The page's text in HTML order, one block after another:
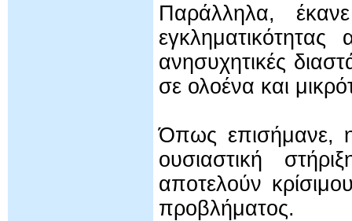
Παράλληλα,
ανησυχητικές
σε ολοένα και
Όπως επισήμανε,
ουσιαστική
αποτελούν
προβλήματος.